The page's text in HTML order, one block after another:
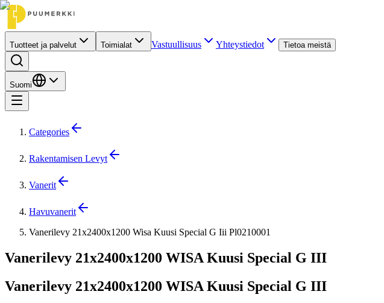
Tuotteet ja palvelut Toimialat Vastuullisuus Yhteystiedot Tietoa meistä
Suomi
Categories
Rakentamisen Levyt
Vanerit
Havuvanerit
Vanerilevy 21x2400x1200 Wisa Kuusi Special G Iii Pl0210001
Vanerilevy 21x2400x1200 WISA Kuusi Special G III
Vanerilevy 21x2400x1200 WISA Kuusi Special G III